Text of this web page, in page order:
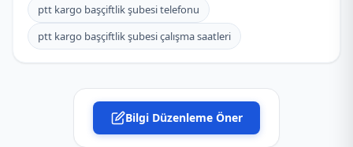
PTT Kargo Cimitekke Acenteliği
PTT Kargo Dökmetepe Acenteliği
ptt kargo başçiftlik şubesi telefonu
ptt kargo başçiftlik şubesi çalışma saatleri
Bilgi Düzenleme Öner